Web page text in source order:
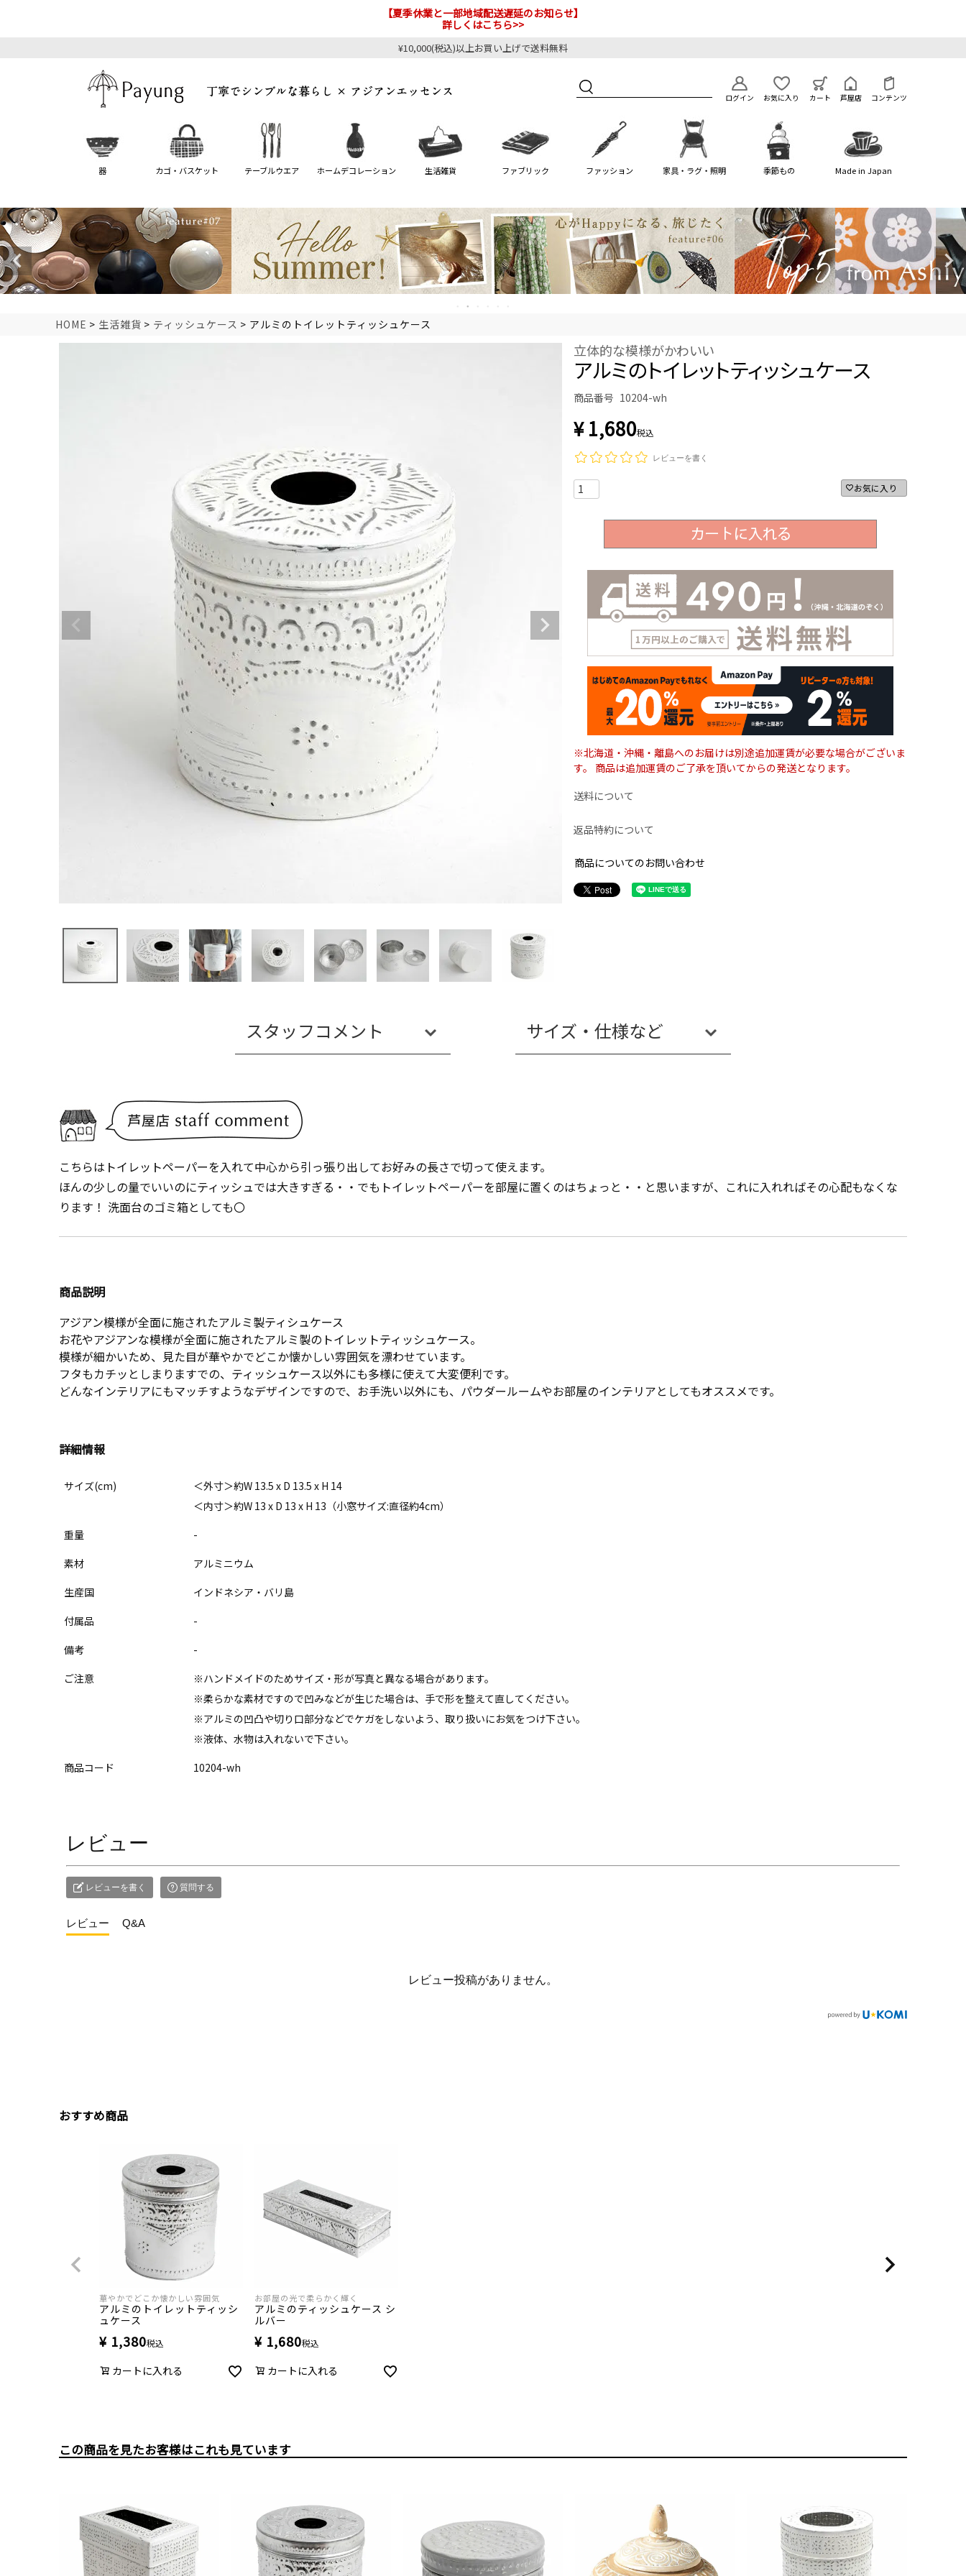
【夏季休業と一部地域配送遅延のお知らせ】
詳しくはこちら>>
¥10,000(税込)以上お買い上げで送料無料
ログイン お気に入り カート 芦屋店 コンテンツ
器 カゴ・バスケット テーブルウエア ホームデコレーション 生活雑貨 ファブリック ファッション 家具・ラグ・照明 季節もの Made in Japan
HOME 生活雑貨 ティッシュケース アルミのトイレットティッシュケース
立体的な模様がかわいい
アルミのトイレットティッシュケース
商品番号 10204-wh
¥1,680税込
レビューを書く
お気に入り
※北海道・沖縄・離島へのお届けは別途追加運賃が必要な場合がございま
す。 商品は追加運賃のご了承を頂いてからの発送となります。
送料について
返品特約について
商品についてのお問い合わせ
スタッフコメント サイズ・仕様など
こちらはトイレットペーパーを入れて中心から引っ張り出してお好みの長さで切って使えます。
ほんの少しの量でいいのにティッシュでは大きすぎる・・でもトイレットペーパーを部屋に置くのはちょっと・・と思いますが、これに入れればその心配もなくな
ります！ 洗面台のゴミ箱としても〇
商品説明
アジアン模様が全面に施されたアルミ製ティシュケース
お花やアジアンな模様が全面に施されたアルミ製のトイレットティッシュケース。
模様が細かいため、見た目が華やかでどこか懐かしい雰囲気を漂わせています。
フタもカチッとしまりますでの、ティッシュケース以外にも多様に使えて大変便利です。
どんなインテリアにもマッチすようなデザインですので、お手洗い以外にも、パウダールームやお部屋のインテリアとしてもオススメです。
詳細情報
サイズ(cm)
＜外寸＞約W 13.5 x D 13.5 x H 14
＜内寸＞約W 13 x D 13 x H 13（小窓サイズ:直径約4cm）
重量
-
素材
アルミニウム
生産国
インドネシア・バリ島
付属品
-
備考
-
ご注意
※ハンドメイドのためサイズ・形が写真と異なる場合があります。
※柔らかな素材ですので凹みなどが生じた場合は、手で形を整えて直してください。
※アルミの凹凸や切り口部分などでケガをしないよう、取り扱いにお気をつけ下さい。
※液体、水物は入れないで下さい。
商品コード
10204-wh
レビュー
レビューを書く 質問する
レビュー Q&A
レビュー投稿がありません。
おすすめ商品
華やかでどこか懐かしい雰囲気
アルミのトイレットティッシ
ュケース
¥ 1,380税込
カートに入れる
お部屋の光で柔らかく輝く
アルミのティッシュケース シ
ルバー
¥ 1,680税込
カートに入れる
この商品を見たお客様はこれも見ています